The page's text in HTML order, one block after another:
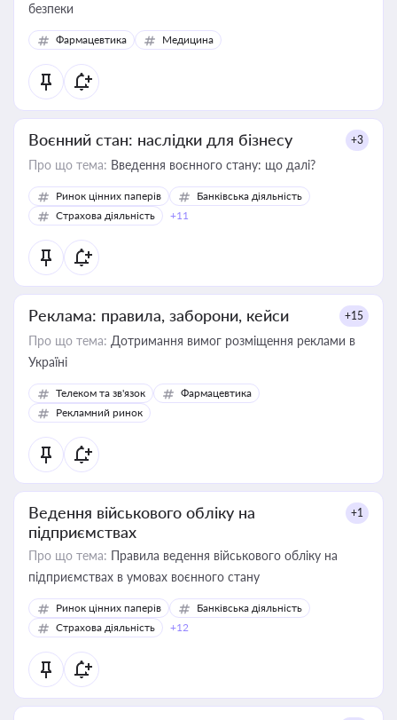
безпеки
Фармацевтика Медицина
Воєнний стан: наслідки для бізнесу +3
Про що тема: Введення воєнного стану: що далі?
Ринок цінних паперів
Банківська діяльність
Страхова діяльність
+11
Реклама: правила, заборони, кейси +15
Про що тема: Дотримання вимог розміщення реклами в
Україні
Телеком та зв'язок
Фармацевтика
Рекламний ринок
Ведення військового обліку на
підприємствах
+1
Про що тема: Правила ведення військового обліку на
підприємствах в умовах воєнного стану
Ринок цінних паперів
Банківська діяльність
Страхова діяльність
+12